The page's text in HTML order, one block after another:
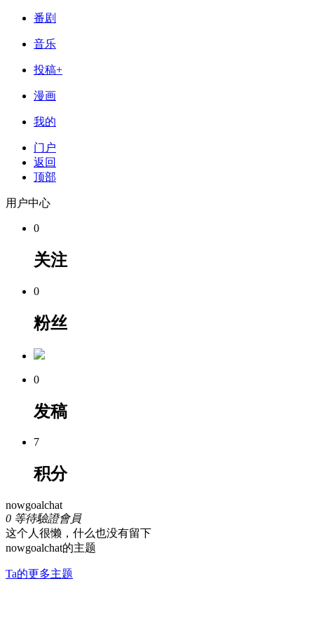
番剧
音乐
投稿+
漫画
我的
门户
返回
顶部
用户中心
0
关注
0
粉丝
0
发稿
7
积分
nowgoalchat
0 等待驗證會員
这个人很懒，什么也没有留下
nowgoalchat的主题
Ta的更多主题